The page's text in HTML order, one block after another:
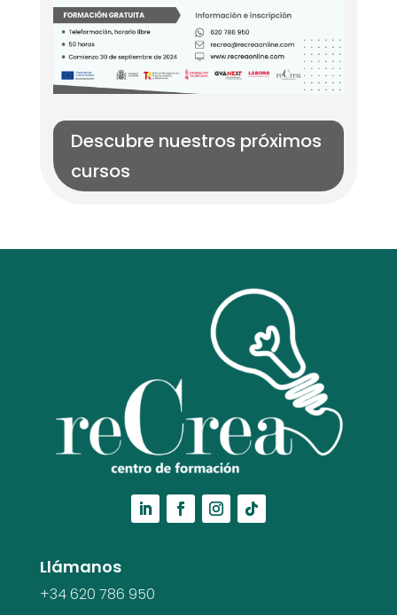
Descubre nuestros próximos
cursos
Llámanos
+34 620 786 950